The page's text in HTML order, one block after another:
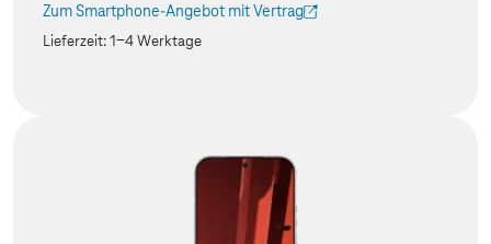
Zum Smartphone-Angebot mit Vertrag
(Der Link wird in einem neuen Tab geöffnet)
Lieferzeit:1-4 Werktage